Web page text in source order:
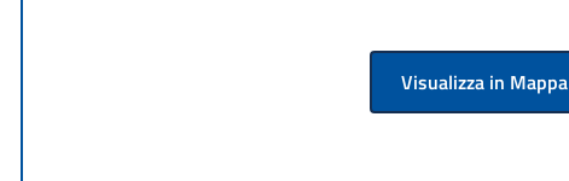
Visualizza in Mappa